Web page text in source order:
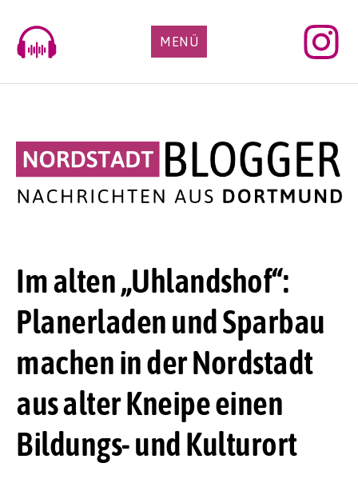
content
MENÜ
Im alten „Uhlandshof“:
Planerladen und Sparbau
machen in der Nordstadt
aus alter Kneipe einen
Bildungs- und Kulturort